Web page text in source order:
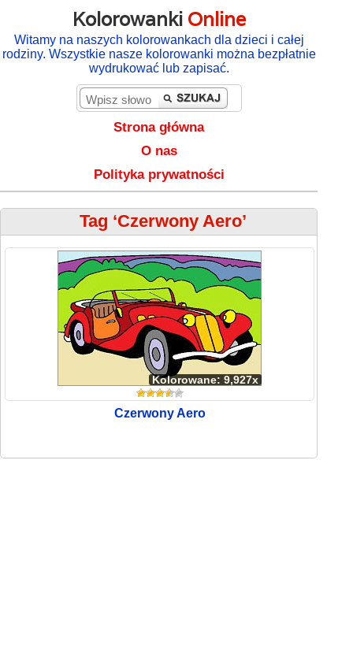
Kolorowanki Online
Witamy na naszych kolorowankach dla dzieci i całej
rodziny. Wszystkie nasze kolorowanki można bezpłatnie
wydrukować lub zapisać.
Strona główna
O nas
Polityka prywatności
Tag ‘Czerwony Aero’
Kolorowane: 9,927x
Czerwony Aero